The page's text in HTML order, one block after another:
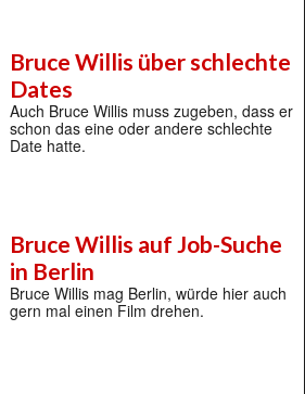
Bruce Willis über schlechte
Dates
Auch Bruce Willis muss zugeben, dass er
schon das eine oder andere schlechte
Date hatte.
Bruce Willis auf Job-Suche
in Berlin
Bruce Willis mag Berlin, würde hier auch
gern mal einen Film drehen.